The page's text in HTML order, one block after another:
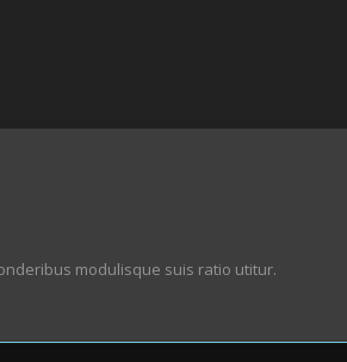
modulisque suis ratio utitur.